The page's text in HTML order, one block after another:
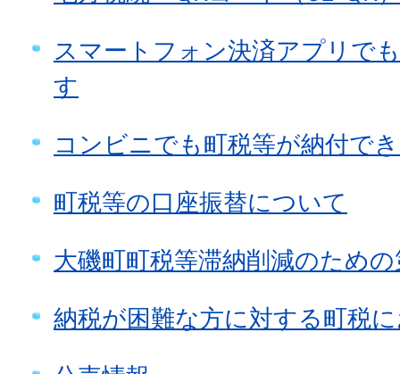
スマートフォン決済アプリで
す
コンビニでも町税等が納付で
町税等の口座振替について
大磯町町税等滞納削減のため
納税が困難な方に対する町税